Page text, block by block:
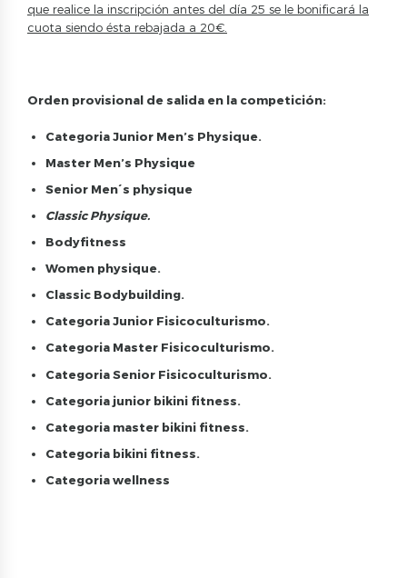
que realice la inscripción antes del día 25 se le bonificará la
cuota siendo ésta rebajada a 20€.
Orden provisional de salida en la competición:
Categoria Junior Men’s Physique.
Master Men’s Physique
Senior Men´s physique
Classic Physique.
Bodyfitness
Women physique.
Classic Bodybuilding.
Categoria Junior Fisicoculturismo.
Categoria Master Fisicoculturismo.
Categoria Senior Fisicoculturismo.
Categoria junior bikini fitness.
Categoria master bikini fitness.
Categoria bikini fitness.
Categoria wellness